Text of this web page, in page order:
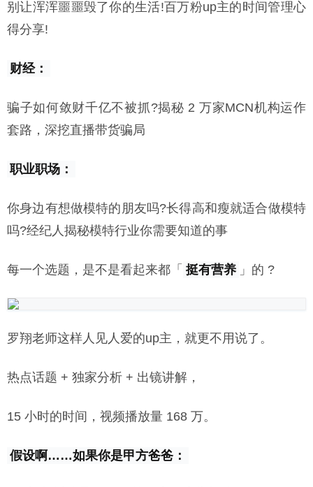
别让浑浑噩噩毁了你的生活!百万粉up主的时间管理心
得分享!
财经：
骗子如何敛财千亿不被抓?揭秘 2 万家MCN机构运作
套路，深挖直播带货骗局
职业职场：
你身边有想做模特的朋友吗?长得高和瘦就适合做模特
吗?经纪人揭秘模特行业你需要知道的事
每一个选题，是不是看起来都「 挺有营养 」的 ?
罗翔老师这样人见人爱的up主，就更不用说了。
热点话题 + 独家分析 + 出镜讲解，
15 小时的时间，视频播放量 168 万。
假设啊……如果你是甲方爸爸：